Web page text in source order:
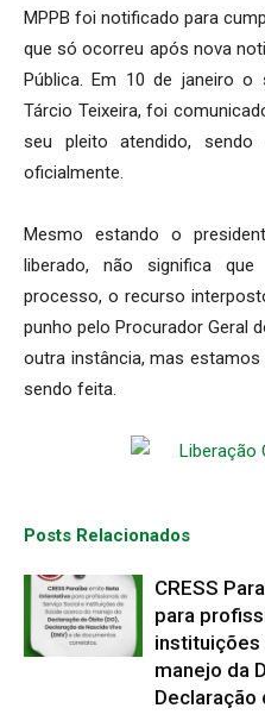
MPPB foi notificado para
que só ocorreu após nova
Pública. Em 10 de janeiro o
Tárcio Teixeira, foi
seu pleito atendido,
oficialmente.
Mesmo estando o
liberado, não significa
processo, o recurso
punho pelo Procurador Geral
outra instância, mas
sendo feita.
Posts Relacionados
CRESS
para
instituições
manejo da
Declaração